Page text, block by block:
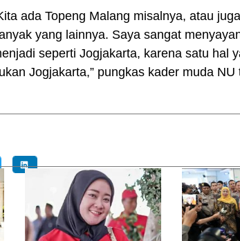
ada Topeng Malang misalnya, atau
yang lainnya. Saya sangat
seperti Jogjakarta, karena satu hal
Jogjakarta,” pungkas kader muda NU